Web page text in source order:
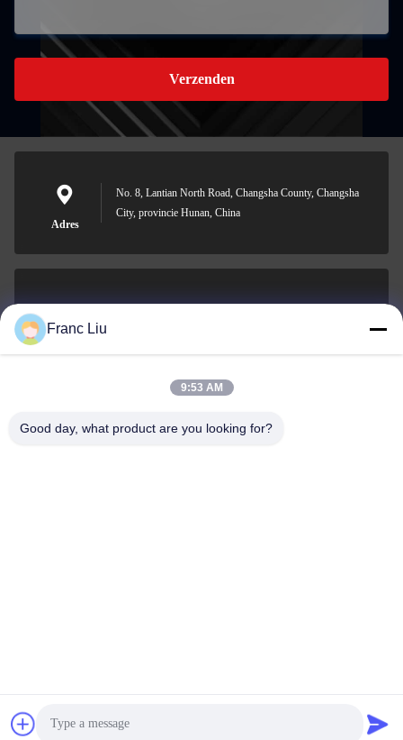
Verzenden
Adres
No. 8, Lantian North Road, Changsha County, Changsha
City, provincie Hunan, China
0086-15367845621
Hunan Wisdom Technology Co., Ltd.
Franc Liu
9:53 AM
Good day, what product are you looking for?